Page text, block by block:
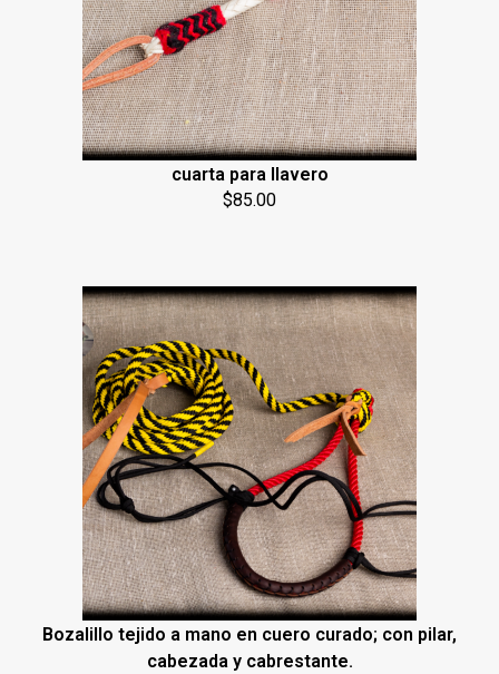
cuarta para llavero
$85.00
Bozalillo tejido a mano en cuero curado; con pilar,
cabezada y cabrestante.